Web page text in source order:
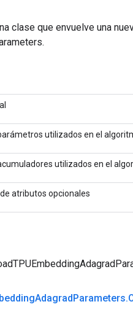
clase que envuelve una
utilizados en el
utilizados en el
de atributos opcionales
AdagradParameters.